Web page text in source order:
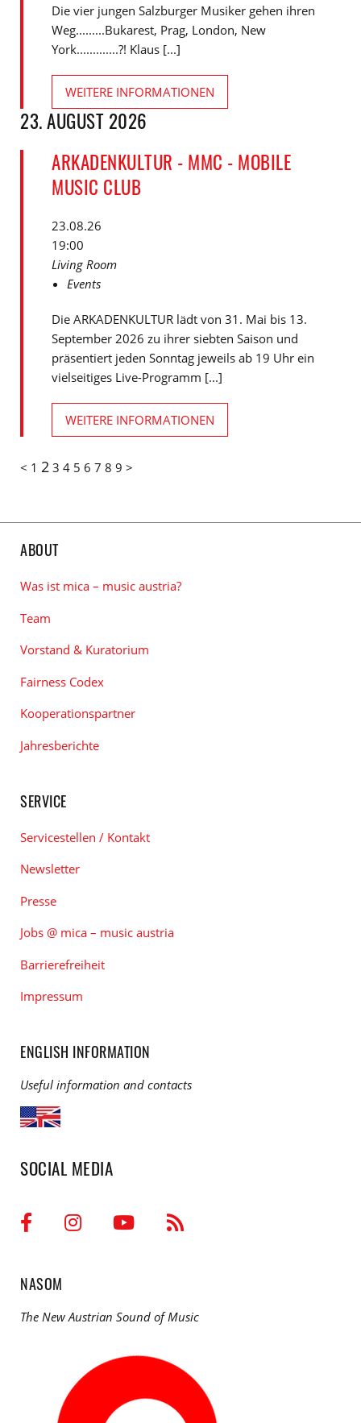
Die vier jungen Salzburger Musiker gehen ihren
Weg.........Bukarest, Prag, London, New
York.............?! Klaus [...]
WEITERE INFORMATIONEN
23. AUGUST 2026
ARKADENKULTUR - MMC - MOBILE
MUSIC CLUB
23.08.26
19:00
Living Room
Events
Die ARKADENKULTUR lädt von 31. Mai bis 13.
September 2026 zu ihrer siebten Saison und
präsentiert jeden Sonntag jeweils ab 19 Uhr ein
vielseitiges Live-Programm [...]
WEITERE INFORMATIONEN
< 1 2 3 4 5 6 7 8 9 >
ABOUT
Was ist mica – music austria?
Team
Vorstand & Kuratorium
Fairness Codex
Kooperationspartner
Jahresberichte
SERVICE
Servicestellen / Kontakt
Newsletter
Presse
Jobs @ mica – music austria
Barrierefreiheit
Impressum
ENGLISH INFORMATION
Useful information and contacts
SOCIAL MEDIA
NASOM
The New Austrian Sound of Music